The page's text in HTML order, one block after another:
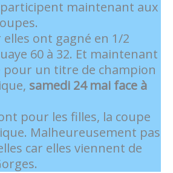
maintenant aux
ont gagné en 1/2
60 à 32. Et maintenant
pour un titre de champion
samedi 24 mai face à
pour les filles, la coupe
Malheureusement pas
car elles viennent de